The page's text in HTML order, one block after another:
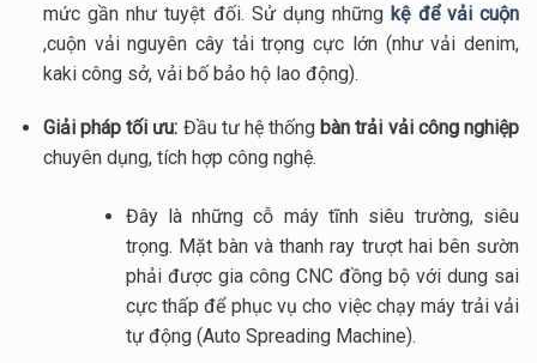
mức gần như tuyệt đối. Sử dụng những kệ để vải cuộn
,cuộn vải nguyên cây tải trọng cực lớn (như vải denim,
kaki công sở, vải bố bảo hộ lao động).
Giải pháp tối ưu: Đầu tư hệ thống bàn trải vải công nghiệp
chuyên dụng, tích hợp công nghệ.
Đây là những cỗ máy tĩnh siêu trường, siêu
trọng. Mặt bàn và thanh ray trượt hai bên sườn
phải được gia công CNC đồng bộ với dung sai
cực thấp để phục vụ cho việc chạy máy trải vải
tự động (Auto Spreading Machine).